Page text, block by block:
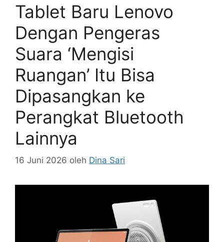
Tablet Baru Lenovo
Dengan Pengeras
Suara ‘Mengisi
Ruangan’ Itu Bisa
Dipasangkan ke
Perangkat Bluetooth
Lainnya
16 Juni 2026 oleh Dina Sari